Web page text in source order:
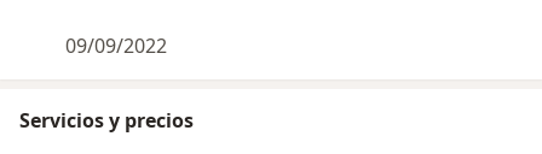
09/09/2022
Servicios y precios